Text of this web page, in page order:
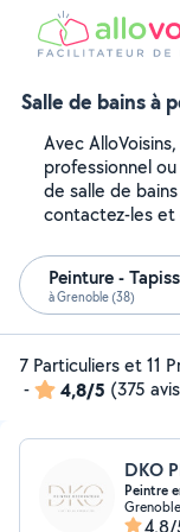
Salle de bains à
Avec
professionnel
de salle de
contactez-les
Peinture -
à Grenoble (38)
7 Particuliers et 11
-
4,8/5 (375
DKO
Peintre
4,8/